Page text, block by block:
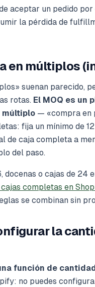
aceptar un pedido
la pérdida de
en múltiplos
suenan parecido,
rotas. El MOQ es un
múltiplo — «compra en
fija un mínimo de
de caja completa a
del paso.
docenas o cajas de 24
completas en
se combinan sin
la
función de
no puedes